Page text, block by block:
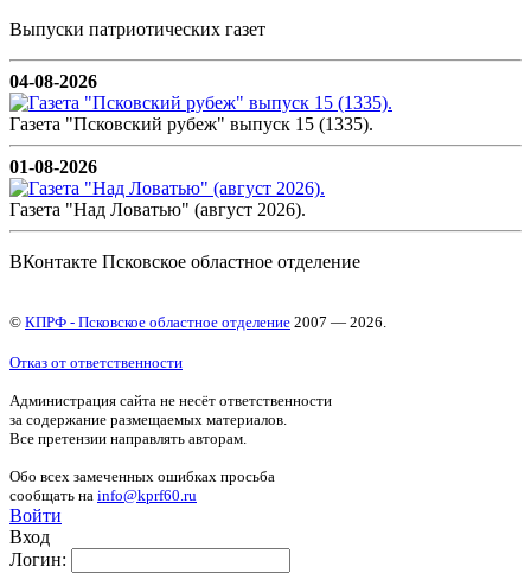
Выпуски патриотических газет
04-08-2026
Газета "Псковский рубеж" выпуск 15 (1335).
01-08-2026
Газета "Над Ловатью" (август 2026).
ВКонтакте Псковское областное отделение
© КПРФ - Псковское областное отделение 2007 — 2026.
Отказ от ответственности
Администрация сайта не несёт ответственности
за содержание размещаемых материалов.
Все претензии направлять авторам.
Обо всех замеченных ошибках просьба
сообщать на info@kprf60.ru
Войти
Вход
Логин: